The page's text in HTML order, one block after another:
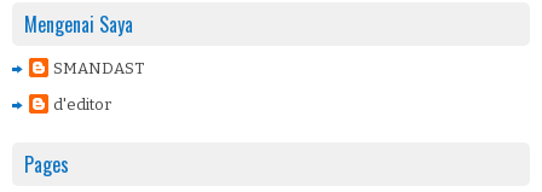
Mengenai Saya
SMANDAST
d'editor
Pages